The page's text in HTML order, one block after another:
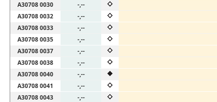
A30708 0030
-,--
A30708 0032
-,--
A30708 0033
-,--
A30708 0035
-,--
A30708 0037
-,--
A30708 0038
-,--
A30708 0040
-,--
A30708 0041
-,--
A30708 0043
-,--